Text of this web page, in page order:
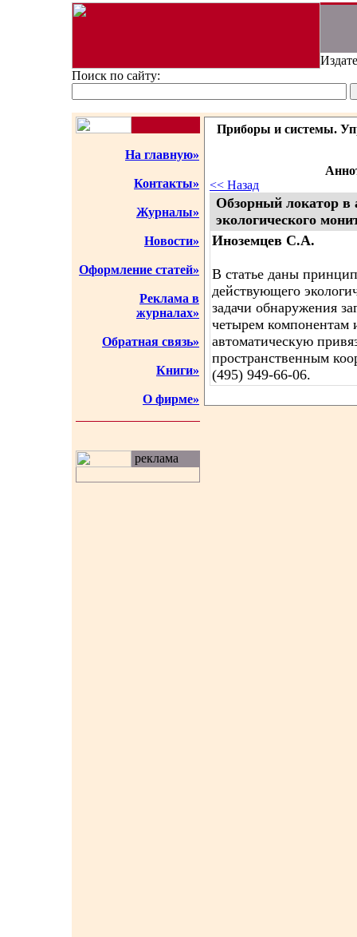
Поиск по сайту:
На главную»
Контакты»
Журналы»
Новости»
Оформление статей»
Реклама в
журналах»
Обратная связь»
Книги»
О фирме»
реклама
Приборы и системы.
<< Назад
Обзорный локатор в
экологического
Иноземцев С.А.
В статье даны
действующего
задачи обнаружения
четырем компонентам
автоматическую
пространственным
(495) 949-66-06.